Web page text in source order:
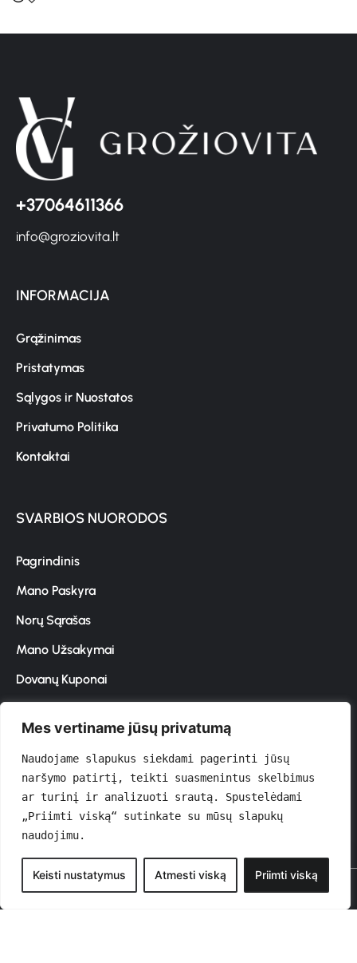
Mes vertiname jūsų privatumą
Naudojame slapukus siekdami pagerinti jūsų
naršymo patirtį, teikti suasmenintus skelbimus
ar turinį ir analizuoti srautą. Spustelėdami
„Priimti viską“ sutinkate su mūsų slapukų
naudojimu.
Keisti nustatymus Atmesti viską Priimti viską
+37064611366
info@groziovita.lt
INFORMACIJA
Grąžinimas
Pristatymas
Sąlygos ir Nuostatos
Privatumo Politika
Kontaktai
SVARBIOS NUORODOS
Pagrindinis
Mano Paskyra
Norų Sąrašas
Mano Užsakymai
Dovanų Kuponai
Prenumeruokite naujienlaiškį
Siųsti